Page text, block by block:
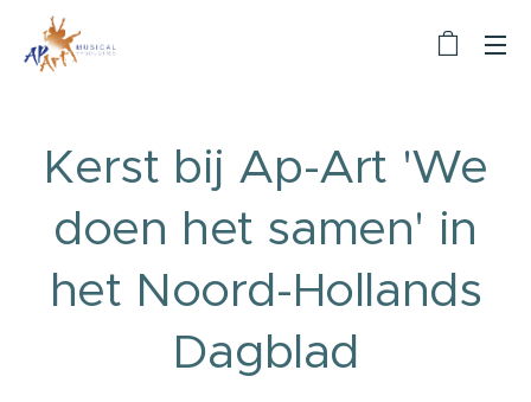
Kerst bij Ap-Art 'We
doen het samen' in
het Noord-Hollands
Dagblad